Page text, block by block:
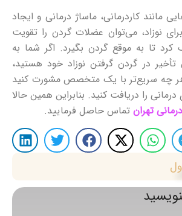
مانند کاردرمانی، ماساژ درمانی و ایجاد
نوزاد، می‌توان عضلات گردن را تقویت
کرد تا به موقع گردن بگیرد. اگر شما به
تأخیر در گردن گرفتن نوزاد خود هستید،
چه سریع‌تر با یک متخصص مشورت کنید
درمانی را دریافت کنید. بنابراین همین حالا
تهران تماس حاصل فرمایید.